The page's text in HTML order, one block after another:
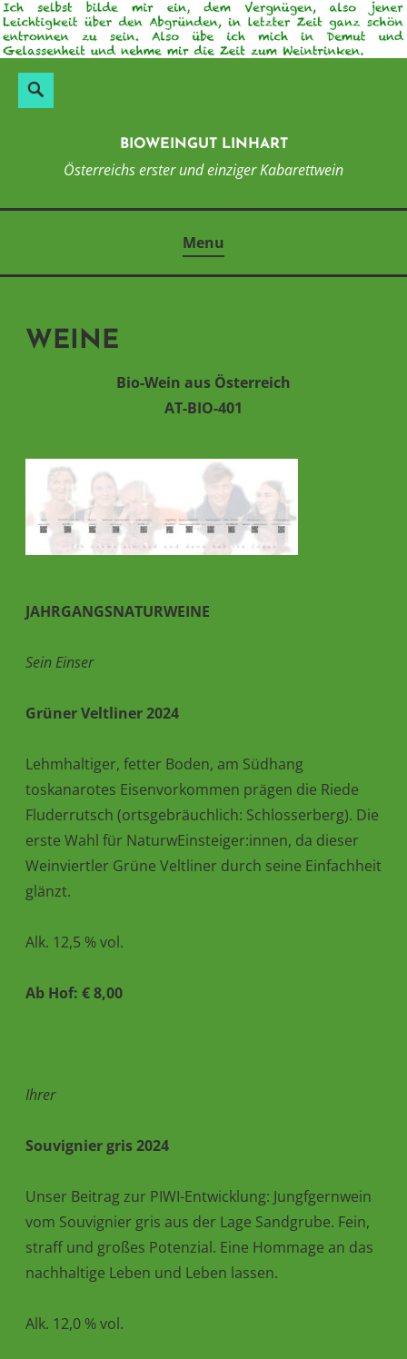
Skip
to
content
Search
BIOWEINGUT LINHART
Österreichs erster und einziger Kabarettwein
Menu
WEINE
Bio-Wein aus Österreich
AT-BIO-401
JAHRGANGSNATURWEINE
Sein Einser
Grüner Veltliner 2024
Lehmhaltiger, fetter Boden, am Südhang
toskanarotes Eisenvorkommen prägen die Riede
Fluderrutsch (ortsgebräuchlich: Schlosserberg). Die
erste Wahl für NaturwEinsteiger:innen, da dieser
Weinviertler Grüne Veltliner durch seine Einfachheit
glänzt.
Alk. 12,5 % vol.
Ab Hof: € 8,00
Ihrer
Souvignier gris 2024
Unser Beitrag zur PIWI-Entwicklung: Jungfgernwein
vom Souvignier gris aus der Lage Sandgrube. Fein,
straff und großes Potenzial. Eine Hommage an das
nachhaltige Leben und Leben lassen.
Alk. 12,0 % vol.